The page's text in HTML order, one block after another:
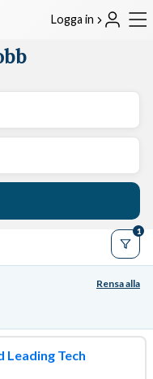
Logga in
1
Rensa alla
Tech